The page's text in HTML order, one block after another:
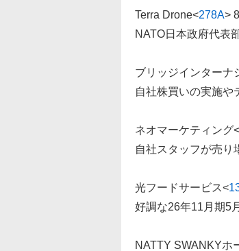
Terra Drone<278A>
NATO日本政府代表
ブリッジインターナ
自社株買いの実施や
ネオマーケティング<
自社スタッフが売り
光フードサービス<
好調な26年11月期5
NATTY SWANKYホ